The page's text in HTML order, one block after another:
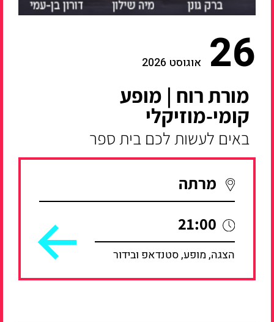
26 אוגוסט 2026
מורת רוח | מופע
קומי-מוזיקלי
באים לעשות לכם בית ספר
מרתה
21:00
הצגה, מופע, סטנדאפ ובידור